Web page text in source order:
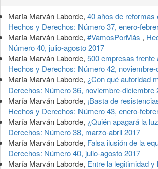
del
artículo
María Marván Laborde, 40 años de reformas
Hechos y Derechos: Número 37, enero-
María Marván Laborde, #VamosPorMás ,
Número 40, julio-agosto 2017
María Marván Laborde, 500 empresas frente
Hechos y Derechos: Número 42,
María Marván Laborde, ¿Con qué autoridad
Derechos: Número 36, noviembre-diciembre
María Marván Laborde, ¡Basta de
Hechos y Derechos: Número 43, enero-
María Marván Laborde, ¿Quién apagará la
Derechos: Número 38, marzo-abril 2017
María Marván Laborde, Falsa ilusión de la
Derechos: Número 40, julio-agosto 2017
María Marván Laborde, Entre la legitimidad y